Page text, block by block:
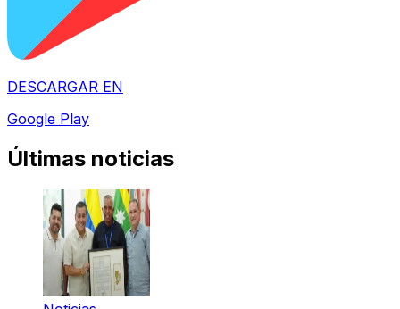
DESCARGAR EN
Google Play
Últimas noticias